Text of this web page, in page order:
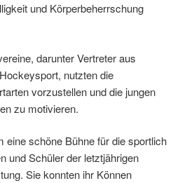
und Körperbeherrschung
darunter Vertreter aus
nutzten die
vorzustellen und die jungen
zu motivieren.
eine schöne Bühne für die sportlich
und Schüler der letztjährigen
Sie konnten ihr Können